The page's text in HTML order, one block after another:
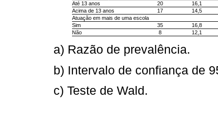
Até 13 anos
20
16,1
Acima de 13 anos
17
14,5
Atuação em mais de uma escola
Sim
35
16,8
Não
8 12,1
a) Razão de prevalência.
b) Intervalo de confiança de
c) Teste de Wald.